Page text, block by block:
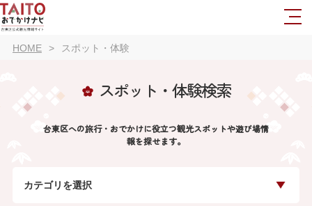
HOME スポット・体験
スポット・体験検索
台東区への旅行・おでかけに役立つ観光スポットや遊び場情
報を探せます。
カテゴリを選択